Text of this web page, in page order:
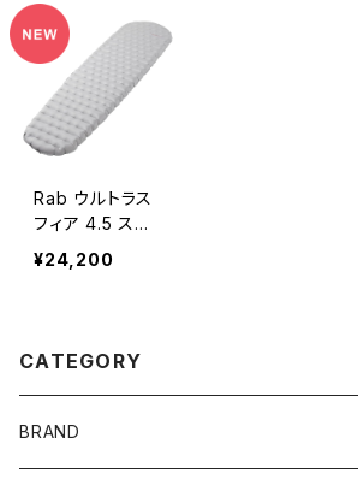
Rab ウルトラス
フィア 4.5 スリ
ーピングマット
¥24,200
CATEGORY
BRAND